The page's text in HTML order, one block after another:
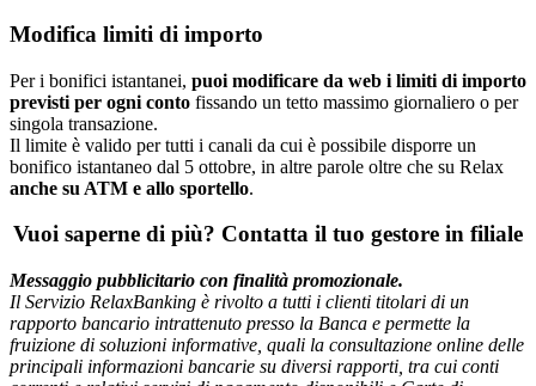
Modifica limiti di importo
Per i bonifici istantanei, puoi modificare da web i limiti di importo
previsti per ogni conto fissando un tetto massimo giornaliero o per
singola transazione.
Il limite è valido per tutti i canali da cui è possibile disporre un
bonifico istantaneo dal 5 ottobre, in altre parole oltre che su Relax
anche su ATM e allo sportello.
Vuoi saperne di più? Contatta il tuo gestore in filiale
Messaggio pubblicitario con finalità promozionale.
Il Servizio RelaxBanking è rivolto a tutti i clienti titolari di un
rapporto bancario intrattenuto presso la Banca e permette la
fruizione di soluzioni informative, quali la consultazione online delle
principali informazioni bancarie su diversi rapporti, tra cui conti